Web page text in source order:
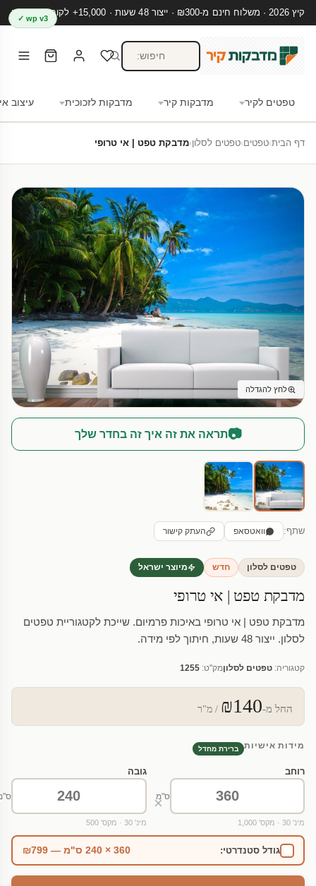
קיץ 2026 · משלוח חינם מ-₪300 · ייצור 48 שעות · 15,000+ לקוחות מרוצים
טפטים לקיר מדבקות קיר מדבקות לזכוכית עיצוב
wp v3 ✓
דף הבית›טפטים›טפטים לסלון›מדבקת טפט | אי טרופי
לחץ להגדלה
📷תראה את זה איך זה בחדר שלך
שתף: וואטסאפ העתק קישור
טפטים לסלון חדש מיוצר ישראל
מדבקת טפט | אי טרופי
מדבקת טפט | אי טרופי באיכות פרמיום. שייכת לקטגוריית טפטים
לסלון. ייצור 48 שעות, חיתוך לפי מידה.
קטגוריה: טפטים לסלוןמק"ט: 1255
החל מ-₪140 / מ"ר
מידות אישיות ברירת מחדל
רוחב
ס"מ
מינ' 30 · מקס' 1,000
×
גובה
מינ' 30 · מקס' 500
גודל סטנדרטי: 360 × 240 ס"מ — ₪799